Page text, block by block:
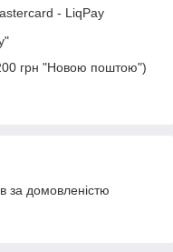
- LiqPay
грн "Новою поштою")
за домовленістю